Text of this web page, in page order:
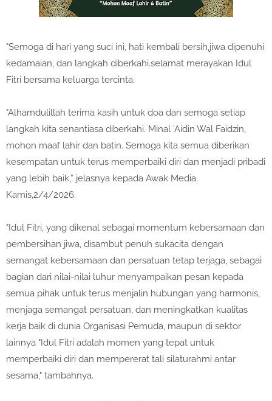
"Semoga di hari yang suci ini, hati kembali bersih,jiwa dipenuhi
kedamaian, dan langkah diberkahi.selamat merayakan Idul
Fitri bersama keluarga tercinta.
"Alhamdulillah terima kasih untuk doa dan semoga setiap
langkah kita senantiasa diberkahi. Minal 'Aidin Wal Faidzin,
mohon maaf lahir dan batin. Semoga kita semua diberikan
kesempatan untuk terus memperbaiki diri dan menjadi pribadi
yang lebih baik,” jelasnya kepada Awak Media.
Kamis,2/4/2026.
"Idul Fitri, yang dikenal sebagai momentum kebersamaan dan
pembersihan jiwa, disambut penuh sukacita dengan
semangat kebersamaan dan persatuan tetap terjaga, sebagai
bagian dari nilai-nilai luhur menyampaikan pesan kepada
semua pihak untuk terus menjalin hubungan yang harmonis,
menjaga semangat persatuan, dan meningkatkan kualitas
kerja baik di dunia Organisasi Pemuda, maupun di sektor
lainnya "Idul Fitri adalah momen yang tepat untuk
memperbaiki diri dan mempererat tali silaturahmi antar
sesama," tambahnya.